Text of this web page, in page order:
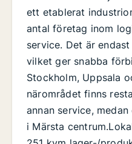
ett etablerat
antal företag inom
service. Det är
vilket ger snabba
Stockholm, Uppsala
närområdet finns
annan service,
i Märsta